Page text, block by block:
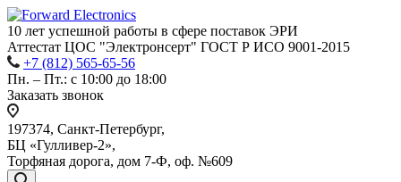
10 лет успешной работы в сфере поставок ЭРИ
Аттестат ЦОС "Электронсерт" ГОСТ Р ИСО 9001-2015
+7 (812) 565-65-56
Пн. – Пт.: с 10:00 до 18:00
Заказать звонок
197374, Санкт-Петербург,
БЦ «Гулливер-2»,
Торфяная дорога, дом 7-Ф, оф. №609